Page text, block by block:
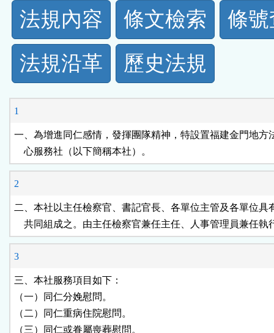
法
規
功
能
按
鈕
法規內容 條文檢索
條
法規沿革
歷史法規
1
一、為增進同仁感情，發揮團隊精神，特設置福建金門地方
    心服務社（以下簡稱本社）。
2
二、本社以主任檢察官、書記官長、各單位主管及各單位具
共同組成之。由主任檢察官兼任主任、人事管理員兼任執
3
三、本社服務項目如下：
（一）同仁分娩慰問。
（二）同仁重病住院慰問。
（三）同仁或眷屬喪葬慰問。